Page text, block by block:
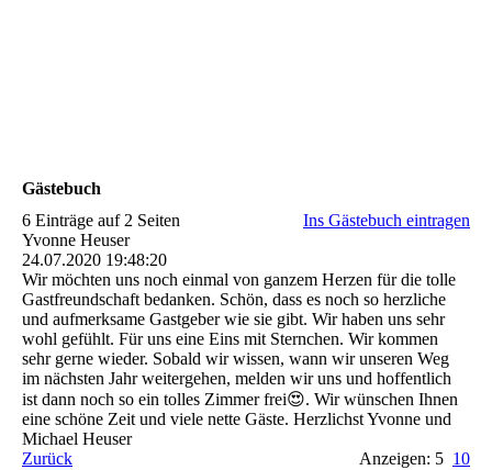
Gästebuch
6 Einträge auf 2 Seiten
Ins Gästebuch eintragen
Yvonne Heuser
24.07.2020 19:48:20
Wir möchten uns noch einmal von ganzem Herzen für die tolle
Gastfreundschaft bedanken. Schön, dass es noch so herzliche
und aufmerksame Gastgeber wie sie gibt. Wir haben uns sehr
wohl gefühlt. Für uns eine Eins mit Sternchen. Wir kommen
sehr gerne wieder. Sobald wir wissen, wann wir unseren Weg
im nächsten Jahr weitergehen, melden wir uns und hoffentlich
ist dann noch so ein tolles Zimmer frei😍. Wir wünschen Ihnen
eine schöne Zeit und viele nette Gäste. Herzlichst Yvonne und
Michael Heuser
Zurück
Anzeigen: 5 10